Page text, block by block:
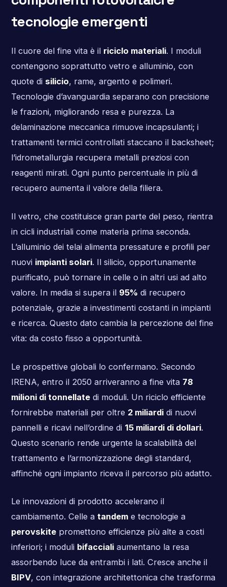
tecnologie emergenti
Il cuore del fine vita è il riciclo materiali. I moduli
contengono soprattutto vetro e alluminio, con
quote di silicio, rame, argento e polimeri.
Tecnologie d’avanguardia separano con precisione
le frazioni, migliorando resa e purezza. La
delaminazione meccanica rimuove incapsulanti; i
trattamenti termici controllati staccano il backsheet;
l’idrometallurgia recupera metalli preziosi con
reagenti mirati. Ogni punto percentuale in più di
recupero aumenta il valore della filiera.
Il vetro, che costituisce gran parte del peso, rientra
in cicli industriali come materia prima seconda.
L’alluminio dei telai alimenta pressature e profili per
nuovi impianti solari. Il silicio, opportunamente
purificato, può tornare in celle o in altri usi ad alto
valore. In media si supera il 95% di recupero
potenziale, grazie a investimenti costanti in impianti
e ricerca. Questo dato cambia la percezione del fine
vita: da costo fisso a opportunità.
Le prospettive globali lo confermano. Secondo
IRENA, entro il 2050 arriveranno a fine vita 78
milioni di tonnellatedi moduli. Un riciclo efficiente
fornirebbe materiali per oltre 2 miliardidi nuovi
pannelli e ricavi nell’ordine di 15 miliardi di dollari.
Questo scenario rende urgente la scalabilità del
trattamento e l’armonizzazione degli standard,
affinché ogni impianto riceva il percorso più adatto.
Le innovazioni di prodotto accelerano il
cambiamento. Celle a tandeme tecnologie a
perovskitepromettono efficienze più alte a costi
inferiori; i moduli bifaccialiaumentano la resa
assorbendo luce da entrambi i lati. Cresce anche il
BIPV, con integrazione architettonica che trasforma